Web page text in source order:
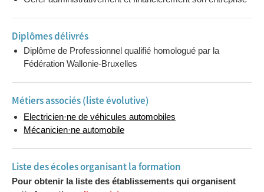
Diplômes délivrés
Diplôme de Professionnel qualifié homologué par la
Fédération Wallonie-Bruxelles
Métiers associés (liste évolutive)
Electricien·ne de véhicules automobiles
Mécanicien·ne automobile
Liste des écoles organisant la formation
Pour obtenir la liste des établissements qui organisent